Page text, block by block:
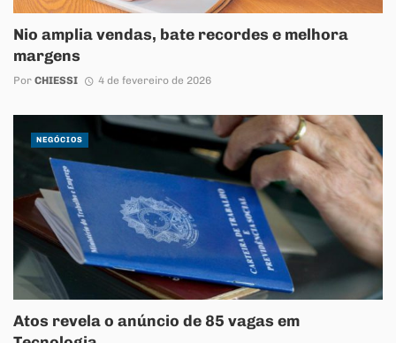
Nio amplia vendas, bate recordes e melhora
margens
Por CHIESSI 4 de fevereiro de 2026
Atos revela o anúncio de 85 vagas em
NEGÓCIOS